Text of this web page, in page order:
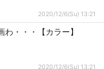
2020/12/6(Su) 13:21
わ・・・【カラー】
2020/12/6(Su) 13:21